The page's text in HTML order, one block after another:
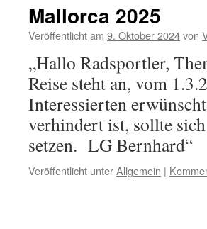
Mallorca 2025
Veröffentlicht am 9. Oktober 2024von
„Hallo Radsportler,
Reise steht an, vom
Interessierten
verhindert ist, sollte
setzen. LG Bernhard“
Veröffentlicht unterAllgemein |